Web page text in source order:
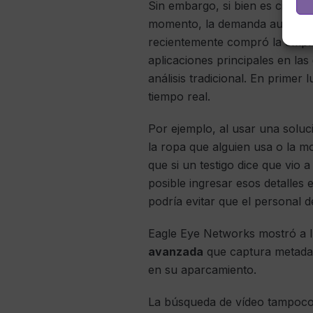
Sin embargo, si bien es cierto
momento, la demanda
recientemente compró la
aplicaciones principales en las
análisis tradicional. En primer
tiempo real.
Por ejemplo, al usar una
la ropa que alguien usa o la
que si un testigo dice que vio
posible ingresar esos detalles
podría evitar que el personal
Eagle Eye Networks mostró a
avanzada que captura
en su aparcamiento.
La búsqueda de vídeo